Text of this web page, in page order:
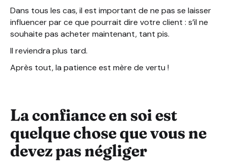
Dans tous les cas, il est important de ne pas se laisser
influencer par ce que pourrait dire votre client : s’il ne
souhaite pas acheter maintenant, tant pis.
Il reviendra plus tard.
Après tout, la patience est mère de vertu !
La confiance en soi est
quelque chose que vous ne
devez pas négliger